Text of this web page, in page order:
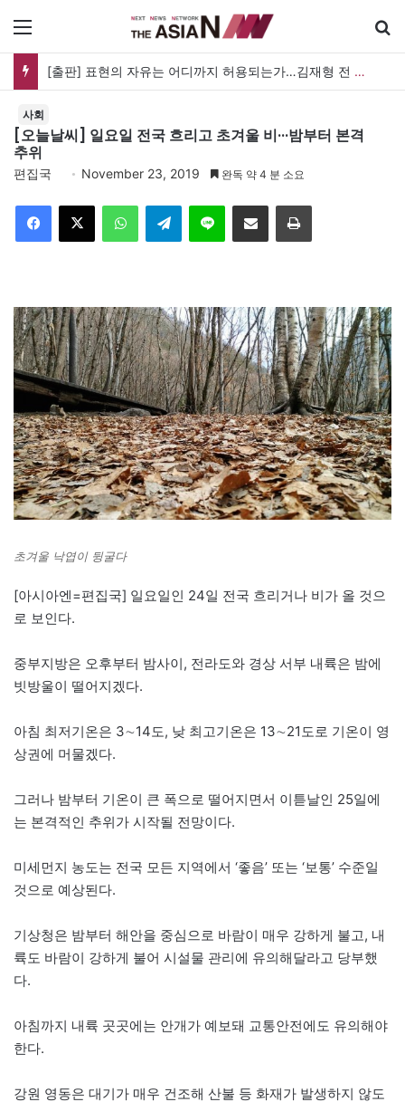
[출판] 표현의 자유는 어디까지 허용되는가…김재형 전 대법관 ‘언론과 인격권’
사회
[오늘날씨] 일요일 전국 흐리고 초겨울 비···밤부터 본격
추위
편집국 November 23, 2019 완독 약 4 분 소요
Telegram 이메일
초겨울 낙엽이 뒹굴다
[아시아엔=편집국] 일요일인 24일 전국 흐리거나 비가 올 것으
로 보인다.
중부지방은 오후부터 밤사이, 전라도와 경상 서부 내륙은 밤에
빗방울이 떨어지겠다.
아침 최저기온은 3∼14도, 낮 최고기온은 13∼21도로 기온이 영
상권에 머물겠다.
그러나 밤부터 기온이 큰 폭으로 떨어지면서 이튿날인 25일에
는 본격적인 추위가 시작될 전망이다.
미세먼지 농도는 전국 모든 지역에서 ‘좋음’ 또는 ‘보통’ 수준일
것으로 예상된다.
기상청은 밤부터 해안을 중심으로 바람이 매우 강하게 불고, 내
륙도 바람이 강하게 불어 시설물 관리에 유의해달라고 당부했
다.
아침까지 내륙 곳곳에는 안개가 예보돼 교통안전에도 유의해야
한다.
강원 영동은 대기가 매우 건조해 산불 등 화재가 발생하지 않도